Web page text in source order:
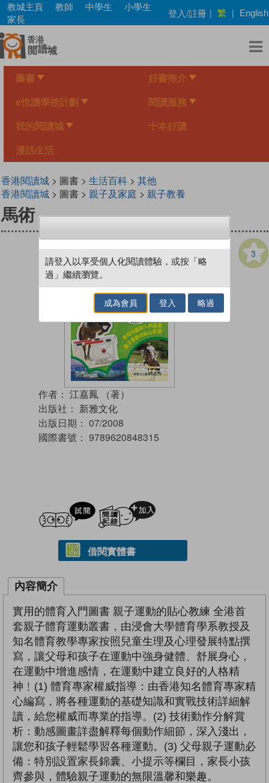
Skip
main
content
教城主頁 教師 中學生
小學生
家長
登入/註冊 | 繁 | English
圖書 好書推介
e悅讀學校計劃 閱讀服務
我的閱讀城 十本好讀
漫話生活
香港閱讀城> 圖書 > 生活百科> 其他
香港閱讀城> 圖書 > 親子及家庭 > 親子教養
馬術
3
作者： 江嘉鳳 （著）
出版社： 新雅文化
出版日期： 07/2008
國際書號： 9789620848315
試閲
借閱實體書
內容簡介
實用的體育入門圖書 親子運動的貼心教練 全港首
套親子體育運動叢書，由浸會大學體育學系教授及
知名體育教學專家按照兒童生理及心理發展特點撰
寫，讓父母和孩子在運動中強身健體、舒展身心，
在運動中增進感情，在運動中建立良好的人格精
神﹗(1) 體育專家權威指導：由香港知名體育專家精
心編寫，將各種運動的基礎知識和實戰技術詳細解
讀，給您權威而專業的指導。(2) 技術動作分解賞
析：動感圖畫詳盡解釋每個動作細節，深入淺出，
讓您和孩子輕鬆學習各種運動。(3) 父母親子運動必
備：特別設置家長錦囊、小提示等欄目，家長小孩
齊參與，體驗親子運動的無限溫馨和樂趣。
請登入以享受個人化閱讀體驗，或按「略
過」繼續瀏覽。
成為會員 登入 略過